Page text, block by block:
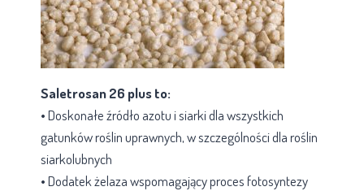
Saletrosan 26 plus to:
• Doskonałe źródło azotu i siarki dla wszystkich
gatunków roślin uprawnych, w szczególności dla roślin
siarkolubnych
• Dodatek żelaza wspomagający proces fotosyntezy